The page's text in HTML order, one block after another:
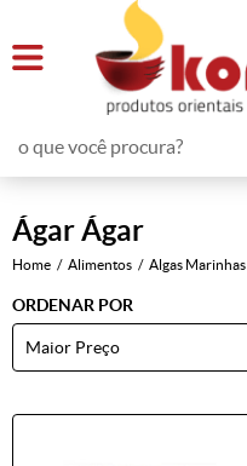
Ágar Ágar
Home Alimentos Algas Marinhas
ORDENAR POR
Maior Preço